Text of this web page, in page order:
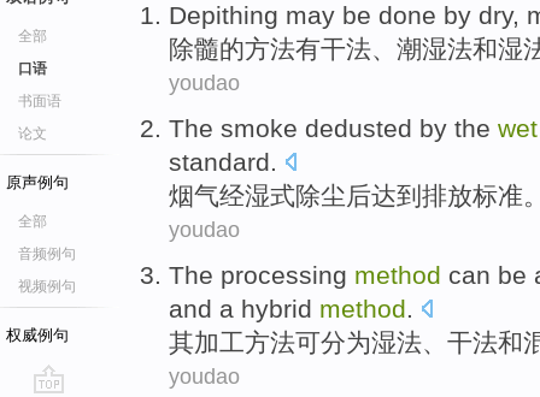
全部
口语
书面语
论文
原声例句
全部
音频例句
视频例句
权威例句
Depithing may be done by dry,
除髓的方法有干法、 潮湿法和湿
youdao
The smoke dedusted by the
standard.
烟气经湿式除尘后达到 排放标准
youdao
The processing method can be
and a hybrid method
其加工方法可分为湿法 干法和
youdao